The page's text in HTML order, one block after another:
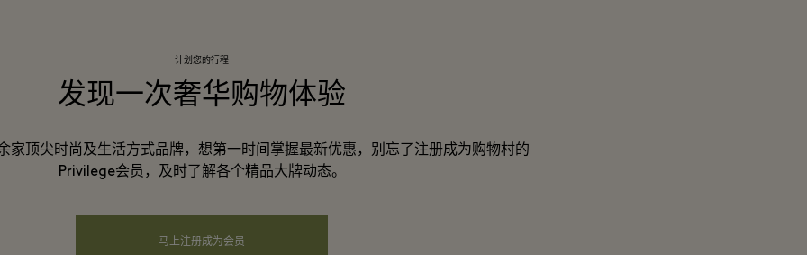
计划您的行程
发现一次奢华购物体验
家顶尖时尚及生活方式品牌，想第一时间掌握最新优惠，别忘了注册成为购物村的
Privilege会员，及时了解各个精品大牌动态。
马上注册成为会员